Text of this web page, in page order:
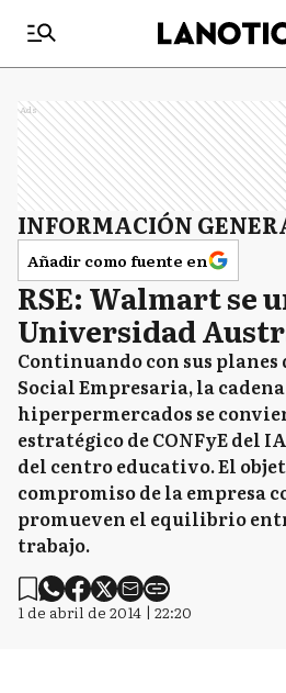
Ads
INFORMACIÓN
Añadir como fuente en
RSE: Walmart se
Universidad
Continuando con sus planes
Social Empresaria, la
hiperpermercados se
estratégico de CONFyE del
del centro educativo. El
compromiso de la empresa
promueven el equilibrio
trabajo.
1 de abril de 2014 | 22:20